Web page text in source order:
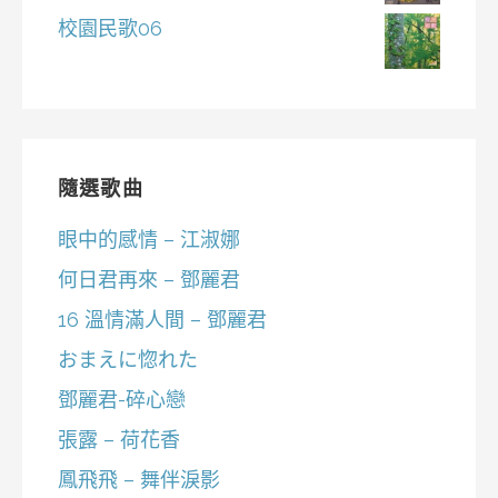
校園民歌06
隨選歌曲
眼中的感情 – 江淑娜
何日君再來 – 鄧麗君
16 溫情滿人間 – 鄧麗君
おまえに惚れた
鄧麗君-碎心戀
張露 – 荷花香
鳳飛飛 – 舞伴淚影